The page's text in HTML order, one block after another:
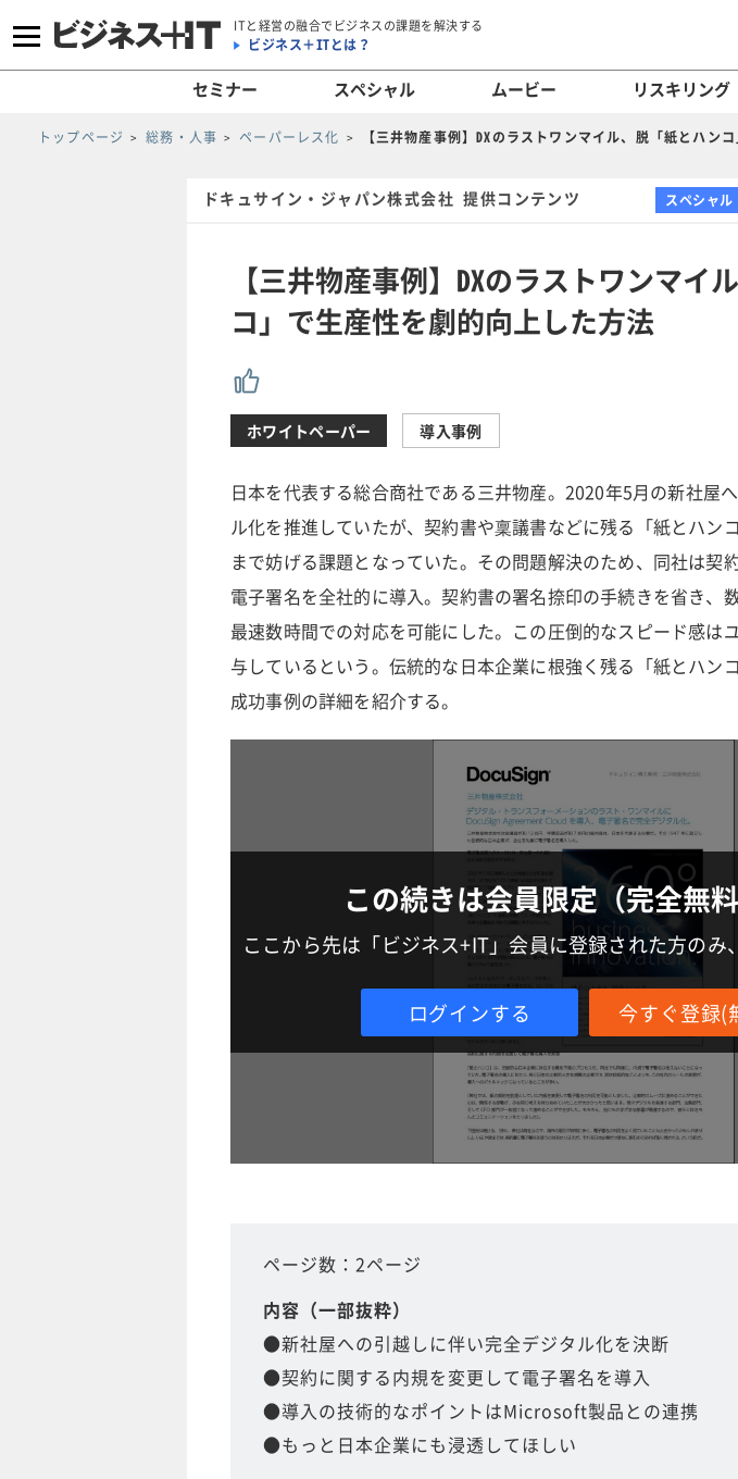
ITと経営の融合でビジネスの課題を解決する
ビジネス＋ITとは？
セミナー スペシャル ムービー リスキリング
トップページ 総務・人事 ペーパーレス化 【三井物産事例】DXのラストワンマイル、脱「紙とハン
ドキュサイン・ジャパン株式会社 提供コンテンツ スペシャル
【三井物産事例】DXのラストワンマイ
コ」で生産性を劇的向上した方法
ホワイトペーパー 導入事例
日本を代表する総合商社である三井物産。2020年5月の新社屋
ル化を推進していたが、契約書や稟議書などに残る「紙とハン
まで妨げる課題となっていた。その問題解決のため、同社は契
電子署名を全社的に導入。契約書の署名捺印の手続きを省き、
最速数時間での対応を可能にした。この圧倒的なスピード感は
与しているという。伝統的な日本企業に根強く残る「紙とハン
成功事例の詳細を紹介する。
この続きは会員限定（完全無
ここから先は「ビジネス+IT」会員に登録された方のみ
ログインする 今すぐ登録(
ページ数：2ページ
内容（一部抜粋）
●新社屋への引越しに伴い完全デジタル化を決断
●契約に関する内規を変更して電子署名を導入
●導入の技術的なポイントはMicrosoft製品との連携
●もっと日本企業にも浸透してほしい